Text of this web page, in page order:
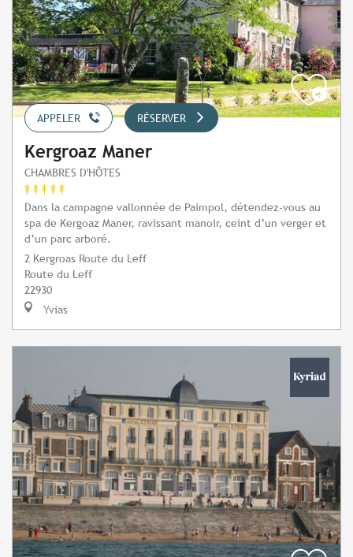
APPELER RÉSERVER
Kergroaz Maner
CHAMBRES D'HÔTES
Dans la campagne vallonnée de Paimpol, détendez-vous au
spa de Kergoaz Maner, ravissant manoir, ceint d’un verger et
d’un parc arboré.
2 Kergroas Route du Leff
Route du Leff
22930
Yvias